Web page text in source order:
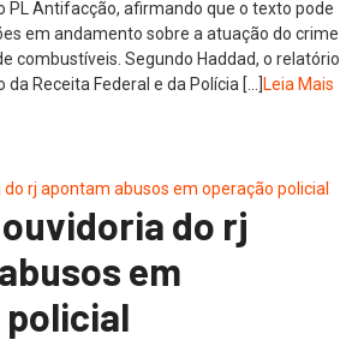
PL Antifacção, afirmando que o texto pode
em andamento sobre a atuação do crime
combustíveis. Segundo Haddad, o relatório
Receita Federal e da Polícia […]
Leia Mais
do rj
em